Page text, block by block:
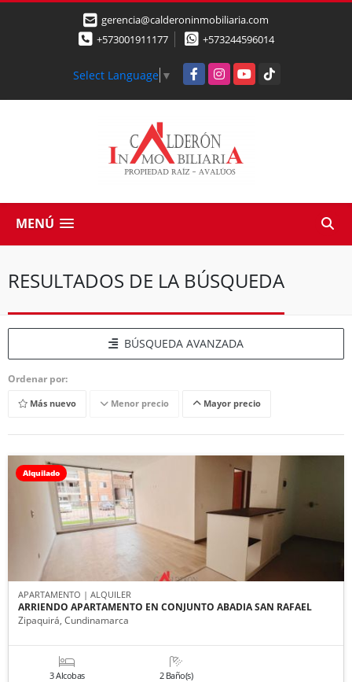
gerencia@calderoninmobiliaria.com
+573001911177
+573244596014
Select Language ▼ FacebookInstagramYouTubeTikTok
MENÚ
RESULTADOS DE LA BÚSQUEDA
BÚSQUEDA AVANZADA
Ordenar por:
Más nuevo Menor precio Mayor precio
Alquilado
APARTAMENTO | ALQUILER
ARRIENDO APARTAMENTO EN CONJUNTO ABADIA SAN RAFAEL
Zipaquirá, Cundinamarca
3 Alcobas 2 Baño(s)